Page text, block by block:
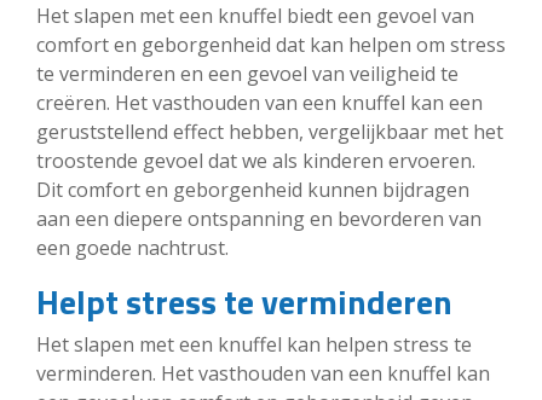
Het slapen met een knuffel biedt een gevoel van
comfort en geborgenheid dat kan helpen om stress
te verminderen en een gevoel van veiligheid te
creëren. Het vasthouden van een knuffel kan een
geruststellend effect hebben, vergelijkbaar met het
troostende gevoel dat we als kinderen ervoeren.
Dit comfort en geborgenheid kunnen bijdragen
aan een diepere ontspanning en bevorderen van
een goede nachtrust.
Helpt stress te verminderen
Het slapen met een knuffel kan helpen stress te
verminderen. Het vasthouden van een knuffel kan